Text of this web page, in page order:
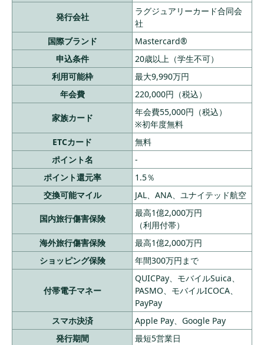
発行会社
ラグジュアリーカード合同会
社
国際ブランド
Mastercard®
申込条件
20歳以上（学生不可）
利用可能枠
最大9,990万円
年会費
220,000円（税込）
家族カード
年会費55,000円（税込）
※初年度無料
ETCカード
無料
ポイント名
-
ポイント還元率
1.5％
交換可能マイル
JAL、ANA、ユナイテッド航空
国内旅行傷害保険
最高1億2,000万円
（利用付帯）
海外旅行傷害保険
最高1億2,000万円
ショッピング保険
年間300万円まで
付帯電子マネー
QUICPay、モバイルSuica、
PASMO、モバイルICOCA、
PayPay
スマホ決済
Apple Pay、Google Pay
発行期間
最短5営業日